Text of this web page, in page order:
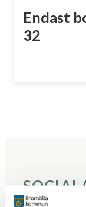
Endast
32